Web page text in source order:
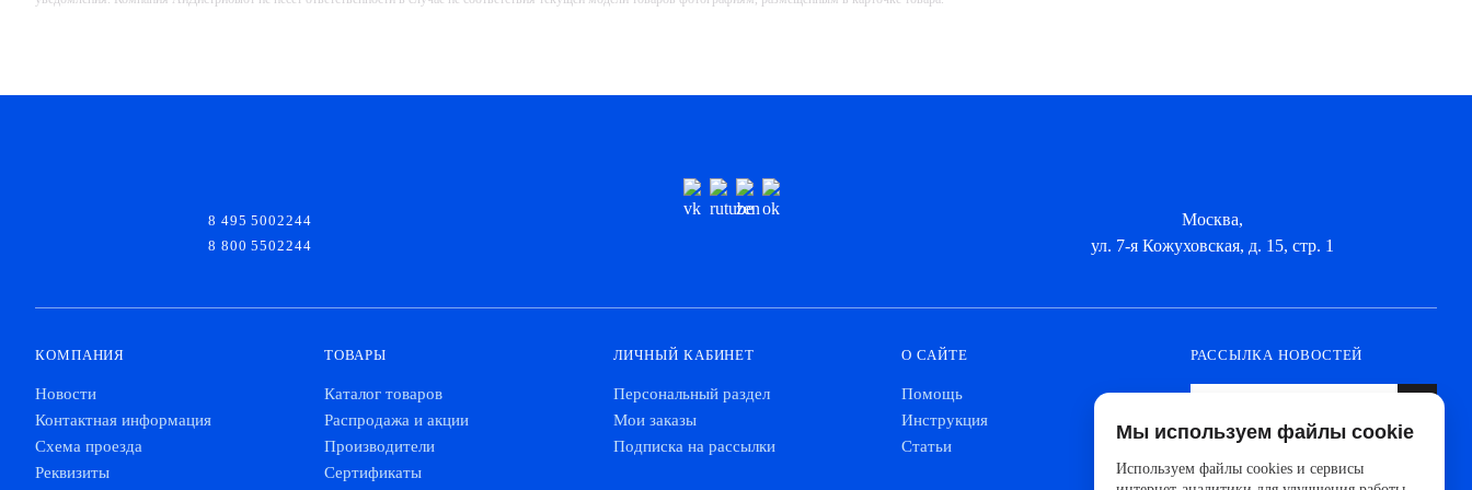
ЦМО ТСВ-75
992 ₽ Купить
Организатор коммутационных шнуров
200 ₽
544 ₽
Организатор коммутационных шнуров
448 ₽
Организатор коммутационных шнуров
896 ₽ Купить
8 495 5002244
8 800 5502244
Москва,
ул. 7-я Кожуховская, д. 15, стр. 1
КОМПАНИЯ
Новости
Контактная информация
Схема проезда
Реквизиты
ТОВАРЫ
Каталог товаров
Распродажа и акции
Производители
Сертификаты
ЛИЧНЫЙ КАБИНЕТ
Персональный раздел
Мои заказы
Подписка на рассылки
О САЙТЕ
Помощь
Инструкция
Статьи
РАССЫЛКА НОВОСТЕЙ
новинок от ведущих производителей и
новостей АйДистрибьют
Мы используем файлы cookie
Используем файлы cookies и сервисы